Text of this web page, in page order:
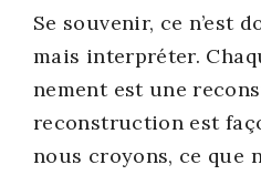
Se sou­ve­nir, ce n’est
mais inter­pré­ter.
ne­ment est une
recons­truc­tion est
nous croyons, ce que